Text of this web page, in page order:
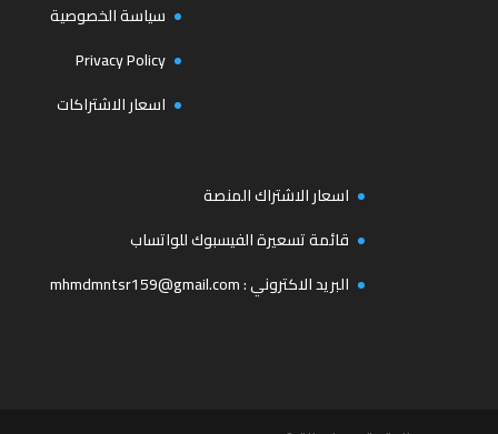
سياسة الخصوصية
Privacy Policy
اسعار الاشتراكات
اسعار الاشتراك المنصة
قائمة تسعيرة الفيسبوك للواتساب
البريد الاكتروني :mhmdmntsr159@gmail.com